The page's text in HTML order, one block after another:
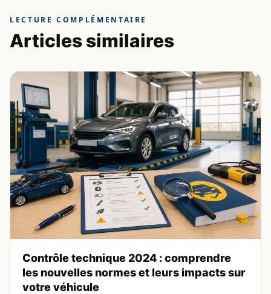
LECTURE COMPLÉMENTAIRE
Articles similaires
Contrôle technique 2024 : comprendre
les nouvelles normes et leurs impacts sur
votre véhicule